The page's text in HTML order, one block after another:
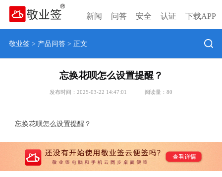
新闻 问答 安全 认证 下载APP
敬业签> 产品问答> 正文
忘换花呗怎么设置提醒？
发布时间：2025-03-22 14:47:01 阅读量： 80
忘换花呗怎么设置提醒？